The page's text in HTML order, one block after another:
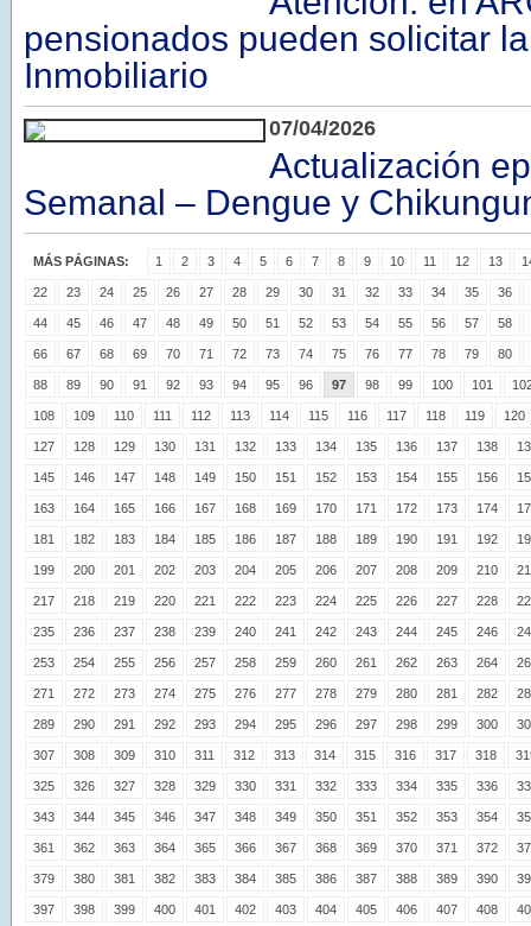
pensionados pueden solicitar
Inmobiliario
07/04/2026
Actualización
Semanal – Dengue y
MÁS PÁGINAS: 1 2 3 4 5 6 7 8 9 10 11 12 13
22 23 24 25 26 27 28 29 30 31 32 33 34 35 36
44 45 46 47 48 49 50 51 52 53 54 55 56 57 58
66 67 68 69 70 71 72 73 74 75 76 77 78 79 80
88 89 90 91 92 93 94 95 96 97 98 99 100 101
108 109 110 111 112 113 114 115 116 117 118 119 120
127 128 129 130 131 132 133 134 135 136 137 138
145 146 147 148 149 150 151 152 153 154 155 156
163 164 165 166 167 168 169 170 171 172 173 174
181 182 183 184 185 186 187 188 189 190 191 192
199 200 201 202 203 204 205 206 207 208 209 210
217 218 219 220 221 222 223 224 225 226 227 228
235 236 237 238 239 240 241 242 243 244 245 246
253 254 255 256 257 258 259 260 261 262 263 264
271 272 273 274 275 276 277 278 279 280 281 282
289 290 291 292 293 294 295 296 297 298 299 300
307 308 309 310 311 312 313 314 315 316 317 318
325 326 327 328 329 330 331 332 333 334 335 336
343 344 345 346 347 348 349 350 351 352 353 354
361 362 363 364 365 366 367 368 369 370 371 372
379 380 381 382 383 384 385 386 387 388 389 390
397 398 399 400 401 402 403 404 405 406 407 408